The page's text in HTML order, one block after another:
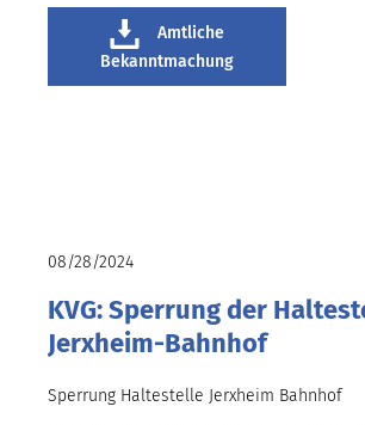
Amtliche
Bekanntmachung
08/28/2024
KVG: Sperrung der
Jerxheim-Bahnhof
Sperrung Haltestelle Jerxheim Bahnhof